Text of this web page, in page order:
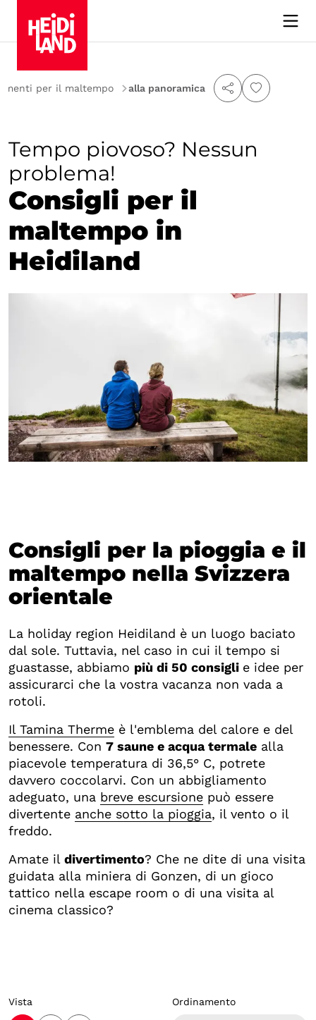
per il maltempo alla panoramica
Tempo piovoso? Nessun
problema!
Consigli per il
maltempo in
Heidiland
Consigli per la pioggia e il
maltempo nella Svizzera
orientale
La holiday region Heidiland è un luogo baciato
dal sole. Tuttavia, nel caso in cui il tempo si
guastasse, abbiamo più di 50 consigli e idee per
assicurarci che la vostra vacanza non vada a
rotoli.
Il Tamina Therme è l'emblema del calore e del
benessere. Con 7 saune e acqua termale alla
piacevole temperatura di 36,5° C, potrete
davvero coccolarvi. Con un abbigliamento
adeguato, una breve escursione può essere
divertente anche sotto la pioggia, il vento o il
freddo.
Amate il divertimento? Che ne dite di una visita
guidata alla miniera di Gonzen, di un gioco
tattico nella escape room o di una visita al
cinema classico?
Ordinamento
Vista
Ricerca
Ricerca
Posizione
Cibo e bevande
Luoghi di interesse
Benessere e divertimento balneare
Offerte prenotabili
Elimina il filtro